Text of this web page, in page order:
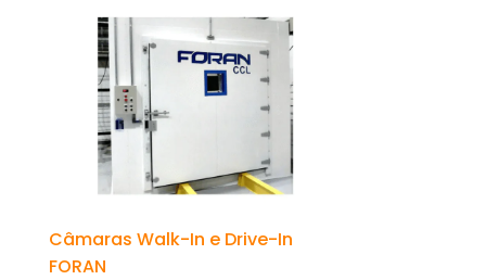
Câmaras Walk-In e Drive-In
FORAN